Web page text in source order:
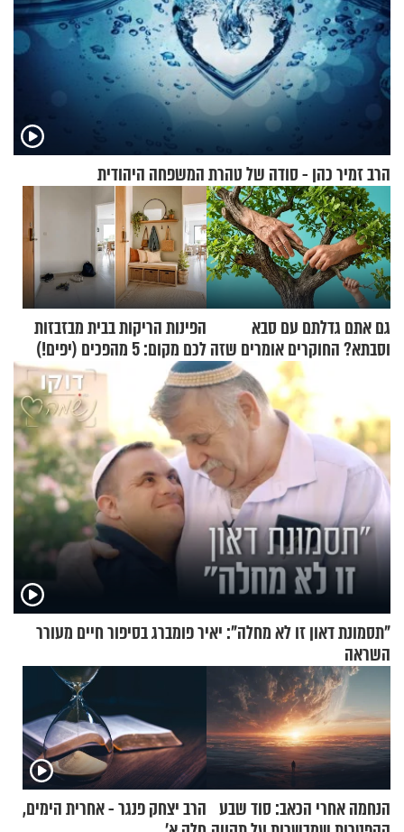
הרב זמיר כהן - סודה של טהרת המשפחה היהודית
גם אתם גדלתם עם סבא
וסבתא? החוקרים אומרים שזה
הפינות הריקות בבית מבזבזות
לכם מקום: 5 מהפכים (יפים!)
שאפשר לעשות כבר היום
"תסמונת דאון זו לא מחלה": יאיר פומברג בסיפור חיים מעורר
השראה
הנחמה אחרי הכאב: סוד שבע הרב יצחק פנגר - אחרית הימים,